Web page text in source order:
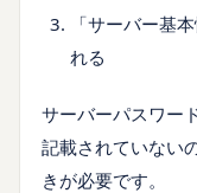
「サーバー基
れる
サーバーパスワー
記載されていない
きが必要です。